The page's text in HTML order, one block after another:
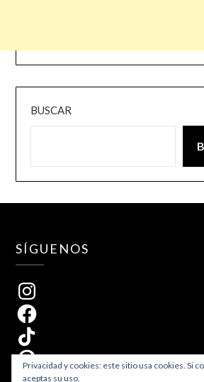
BUSCAR
SÍGUENOS
Instagram
Facebook
TikTok
Pinterest
Privacidad y cookies: este sitio usa cookies. Si
aceptas su uso.